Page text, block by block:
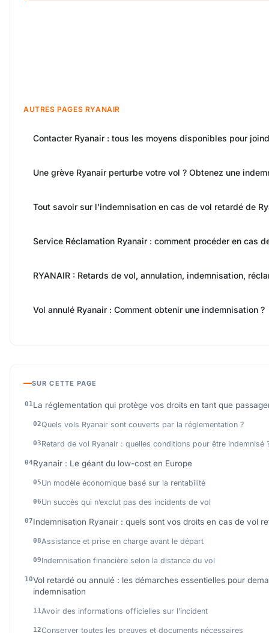
AUTRES PAGES RYANAIR
Contacter Ryanair : tous les moyens disponibles pour
Une grève Ryanair perturbe votre vol ? Obtenez une
Tout savoir sur l’indemnisation en cas de vol retardé de
Service Réclamation Ryanair : comment procéder en cas
RYANAIR : Retards de vol, annulation, indemnisation,
Vol annulé Ryanair : Comment obtenir une indemnisation ?
SUR CETTE PAGE
La réglementation qui protège vos droits en tant que
Quels vols Ryanair sont couverts par la réglementation ?
Retard de vol Ryanair : quelles conditions pour être indemnisé
Ryanair : Le géant du low-cost en Europe
Un modèle économique basé sur la rentabilité
Un succès qui n’exclut pas des incidents de vol
Indemnisation Ryanair : quels sont vos droits en cas de vol
Assistance et prise en charge avant le départ
Indemnisation financière selon la distance du vol
Vol retardé ou annulé : les démarches essentielles pour
indemnisation
Avoir des informations officielles sur l’incident
Conserver toutes les preuves et documents nécessaires